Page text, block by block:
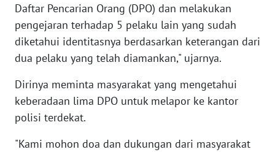
Daftar Pencarian Orang (DPO) dan melakukan
pengejaran terhadap 5 pelaku lain yang sudah
diketahui identitasnya berdasarkan keterangan dari
dua pelaku yang telah diamankan," ujarnya.
Dirinya meminta masyarakat yang mengetahui
keberadaan lima DPO untuk melapor ke kantor
polisi terdekat.
"Kami mohon doa dan dukungan dari masyarakat
PAPUA
BARAT
WN
RIAU
WN